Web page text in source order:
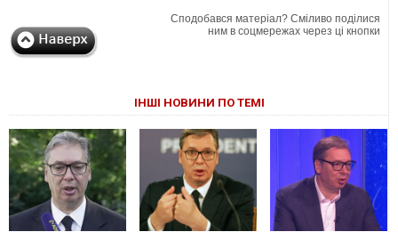
Сподобався матеріал? Сміливо поділися
ним в соцмережах через ці кнопки
ІНШІ НОВИНИ ПО ТЕМІ